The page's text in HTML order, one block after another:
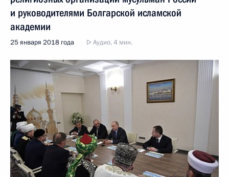
и руководителями Болгарской исламской
академии
25 января 2018 года Аудио, 4 мин.